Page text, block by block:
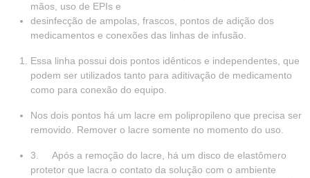
mãos, uso de EPIs e
desinfecção de ampolas, frascos, pontos de adição dos
medicamentos e conexões das linhas de infusão.
Essa linha possui dois pontos idênticos e independentes, que
podem ser utilizados tanto para aditivação de medicamento
como para conexão do equipo.
Nos dois pontos há um lacre em polipropileno que precisa ser
removido. Remover o lacre somente no momento do uso.
3. Após a remoção do lacre, há um disco de elastômero
protetor que lacra o contato da solução com o ambiente